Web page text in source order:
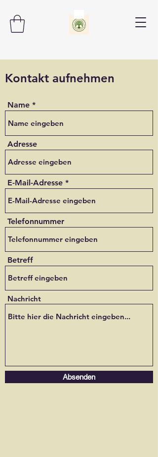
Kontakt aufnehmen
Name
Adresse
E-Mail-Adresse
Telefonnummer
Betreff
Nachricht
Absenden